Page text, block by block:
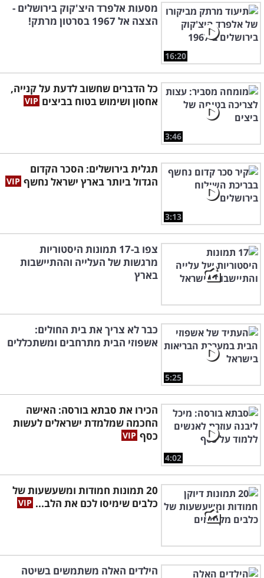
16:20
מסעות אלפרד היצ'קוק בירושלים -
הצצה אל 1967 בסרטון מרתק!
3:46
כל הדברים שחשוב לדעת על קנייה,
אחסון ושימוש בטוח בביצים
3:13
תגלית בירושלים: הסכר הקדום
הגדול ביותר בארץ ישראל נחשף
צפו ב-17 תמונות היסטוריות
מרגשות של העלייה וההתיישבות
בארץ
5:25
כבר לא צריך את בית החולים:
אשפוזי הבית מתרחבים ומשתכללים
4:02
הכירו את סבתא בורסה: האישה
החכמה שמלמדת ישראלים לעשות
כסף
20 תמונות חמודות ומשעשעות של
כלבים שימיסו לכם את הלב...
הילדים האלה משתמשים בשיטה